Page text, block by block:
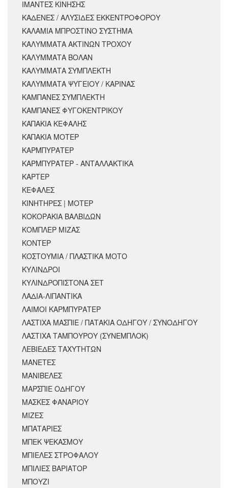
ΙΜΑΝΤΕΣ ΚΙΝΗΣΗΣ
ΚΑΔΕΝΕΣ / ΑΛΥΣΙΔΕΣ ΕΚΚΕΝΤΡΟΦΟΡΟΥ
ΚΑΛΑΜΙΑ ΜΠΡΟΣΤΙΝΟ ΣΥΣΤΗΜΑ
ΚΑΛΥΜΜΑΤΑ ΑΚΤΙΝΩΝ ΤΡΟΧΟΥ
ΚΑΛΥΜΜΑΤΑ ΒΟΛΑΝ
ΚΑΛΥΜΜΑΤΑ ΣΥΜΠΛΕΚΤΗ
ΚΑΛΥΜΜΑΤΑ ΨΥΓΕΙΟΥ / ΚΑΡΙΝΑΣ
ΚΑΜΠΑΝΕΣ ΣΥΜΠΛΕΚΤΗ
ΚΑΜΠΑΝΕΣ ΦΥΓΟΚΕΝΤΡΙΚΟΥ
ΚΑΠΑΚΙΑ ΚΕΦΑΛΗΣ
ΚΑΠΑΚΙΑ ΜΟΤΕΡ
ΚΑΡΜΠΥΡΑΤΕΡ
ΚΑΡΜΠΥΡΑΤΕΡ - ΑΝΤΑΛΛΑΚΤΙΚΑ
ΚΑΡΤΕΡ
ΚΕΦΑΛΕΣ
ΚΙΝΗΤΗΡΕΣ | ΜΟΤΕΡ
ΚΟΚΟΡΑΚΙΑ ΒΑΛΒΙΔΩΝ
ΚΟΜΠΛΕΡ ΜΙΖΑΣ
ΚΟΝΤΕΡ
ΚΟΣΤΟΥΜΙΑ / ΠΛΑΣΤΙΚΑ ΜΟΤΟ
ΚΥΛΙΝΔΡΟΙ
ΚΥΛΙΝΔΡΟΠΙΣΤΟΝΑ ΣΕΤ
ΛΑΔΙΑ-ΛΙΠΑΝΤΙΚΑ
ΛΑΙΜΟΙ ΚΑΡΜΠΥΡΑΤΕΡ
ΛΑΣΤΙΧΑ ΜΑΣΠΙΕ / ΠΑΤΑΚΙΑ ΟΔΗΓΟΥ / ΣΥΝΟΔΗΓΟΥ
ΛΑΣΤΙΧΑ ΤΑΜΠΟΥΡΟΥ (ΣΥΝΕΜΠΛΟΚ)
ΛΕΒΙΕΔΕΣ ΤΑΧΥΤΗΤΩΝ
ΜΑΝΕΤΕΣ
ΜΑΝΙΒΕΛΕΣ
ΜΑΡΣΠΙΕ ΟΔΗΓΟΥ
ΜΑΣΚΕΣ ΦΑΝΑΡΙΟΥ
ΜΙΖΕΣ
ΜΠΑΤΑΡΙΕΣ
ΜΠΕΚ ΨΕΚΑΣΜΟΥ
ΜΠΙΕΛΕΣ ΣΤΡΟΦΑΛΟΥ
ΜΠΙΛΙΕΣ ΒΑΡΙΑΤΟΡ
ΜΠΟΥΖΙ